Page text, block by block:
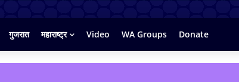
गुजरात महाराष्ट्र Video WA Groups Donate